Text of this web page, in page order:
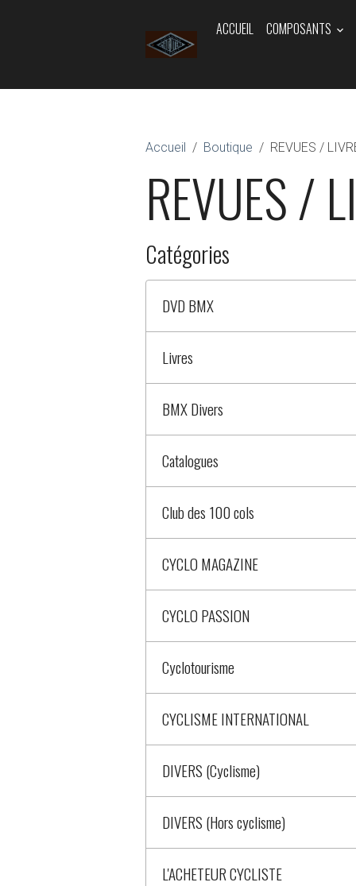
ACCUEIL COMPOSANTS
Accueil Boutique REVUES /
REVUES /
Catégories
DVD BMX
Livres
BMX Divers
Catalogues
Club des 100 cols
CYCLO MAGAZINE
CYCLO PASSION
Cyclotourisme
CYCLISME INTERNATIONAL
DIVERS (Cyclisme)
DIVERS (Hors cyclisme)
L'ACHETEUR CYCLISTE